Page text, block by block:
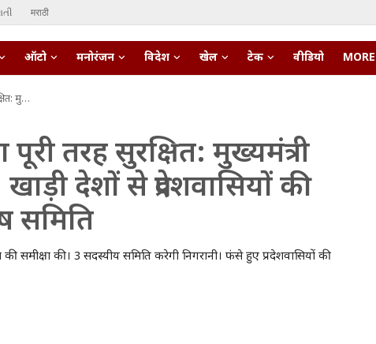
मराठी
ऑटो मनोरंजन विदेश खेल टेक वीडियो MORE
विशेष समिति
पूरी तरह सुरक्षित: मुख्यमंत्री
देशों से प्रदेशवासियों की
समिति
समीक्षा की। 3 सदस्यीय समिति करेगी निगरानी। फंसे हुए प्रदेशवासियों की
• 27 Mar, 2026